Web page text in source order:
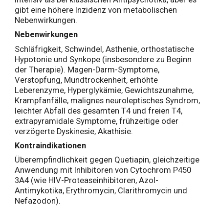
gibt eine höhere Inzidenz von metabolischen
Nebenwirkungen.
Nebenwirkungen
Schläfrigkeit, Schwindel, Asthenie, orthostatische
Hypotonie und Synkope (insbesondere zu Beginn
der Therapie). Magen-Darm-Symptome,
Verstopfung, Mundtrockenheit, erhöhte
Leberenzyme, Hyperglykämie, Gewichtszunahme,
Krampfanfälle, malignes neuroleptisches Syndrom,
leichter Abfall des gesamten T4 und freien T4,
extrapyramidale Symptome, frühzeitige oder
verzögerte Dyskinesie, Akathisie.
Kontraindikationen
Überempfindlichkeit gegen Quetiapin, gleichzeitige
Anwendung mit Inhibitoren von Cytochrom P450
3A4 (wie HIV-Proteaseinhibitoren, Azol-
Antimykotika, Erythromycin, Clarithromycin und
Nefazodon).